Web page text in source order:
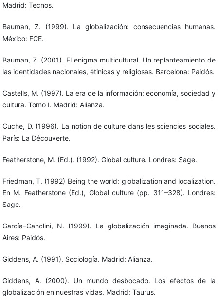
Madrid: Tecnos.
Bauman, Z. (1999). La globalización: consecuencias humanas.
México: FCE.
Bauman, Z. (2001). El enigma multicultural. Un replanteamiento de
las identidades nacionales, étinicas y religiosas. Barcelona: Paidós.
Castells, M. (1997). La era de la información: economía, sociedad y
cultura. Tomo I. Madrid: Alianza.
Cuche, D. (1996). La notion de culture dans les sciencies sociales.
París: La Découverte.
Featherstone, M. (Ed.). (1992). Global culture. Londres: Sage.
Friedman, T. (1992) Being the world: globalization and localization.
En M. Featherstone (Ed.), Global culture (pp. 311–328). Londres:
Sage.
García–Canclini, N. (1999). La globalización imaginada. Buenos
Aires: Paidós.
Giddens, A. (1991). Sociología. Madrid: Alianza.
Giddens, A. (2000). Un mundo desbocado. Los efectos de la
globalización en nuestras vidas. Madrid: Taurus.